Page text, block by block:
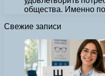
общества. Именно
Свежие записи